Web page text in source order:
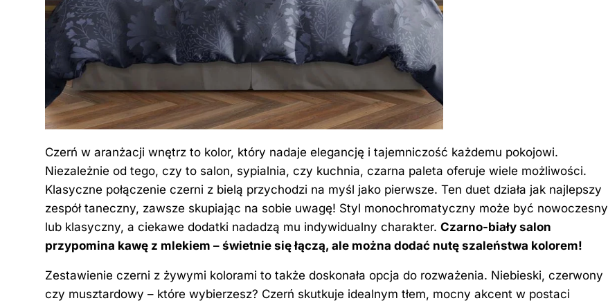
Czerń w aranżacji wnętrz to kolor, który nadaje elegancję i tajemniczość każdemu pokojowi.
Niezależnie od tego, czy to salon, sypialnia, czy kuchnia, czarna paleta oferuje wiele możliwości.
Klasyczne połączenie czerni z bielą przychodzi na myśl jako pierwsze. Ten duet działa jak najlepszy
zespół taneczny, zawsze skupiając na sobie uwagę! Styl monochromatyczny może być nowoczesny
lub klasyczny, a ciekawe dodatki nadadzą mu indywidualny charakter. Czarno-biały salon
przypomina kawę z mlekiem – świetnie się łączą, ale można dodać nutę szaleństwa kolorem!
Zestawienie czerni z żywymi kolorami to także doskonała opcja do rozważenia. Niebieski, czerwony
czy musztardowy – które wybierzesz? Czerń skutkuje idealnym tłem, mocny akcent w postaci